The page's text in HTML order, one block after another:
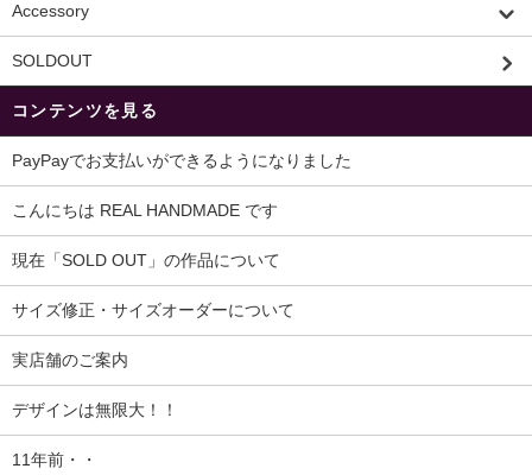
Accessory
SOLDOUT
コンテンツを見る
PayPayでお支払いができるようになりました
こんにちは REAL HANDMADE です
現在「SOLD OUT」の作品について
サイズ修正・サイズオーダーについて
実店舗のご案内
デザインは無限大！！
11年前・・